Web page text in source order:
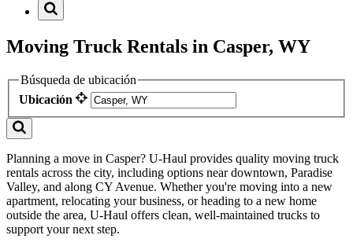
Moving Truck Rentals in Casper, WY
Búsqueda de ubicación
Ubicación
Planning a move in Casper? U-Haul provides quality moving truck
rentals across the city, including options near downtown, Paradise
Valley, and along CY Avenue. Whether you're moving into a new
apartment, relocating your business, or heading to a new home
outside the area, U-Haul offers clean, well-maintained trucks to
support your next step.